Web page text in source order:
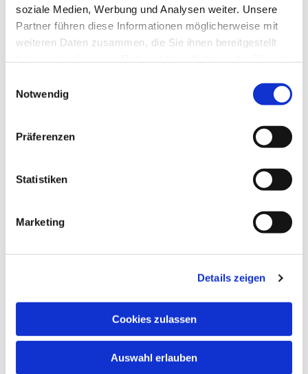
soziale Medien, Werbung und Analysen weiter. Unsere
Partner führen diese Informationen möglicherweise mit
weiteren Daten zusammen, die Sie ihnen bereitgestellt
Notwendig
Präferenzen
Statistiken
Marketing
Details zeigen
Cookies zulassen
Auswahl erlauben